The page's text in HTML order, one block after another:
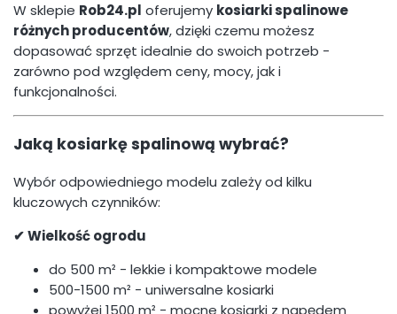
W sklepie Rob24.pl oferujemy kosiarki spalinowe
różnych producentów, dzięki czemu możesz
dopasować sprzęt idealnie do swoich potrzeb -
zarówno pod względem ceny, mocy, jak i
funkcjonalności.
Jaką kosiarkę spalinową wybrać?
Wybór odpowiedniego modelu zależy od kilku
kluczowych czynników:
✔ Wielkość ogrodu
do 500 m² - lekkie i kompaktowe modele
500-1500 m² - uniwersalne kosiarki
powyżej 1500 m² - mocne kosiarki z napędem